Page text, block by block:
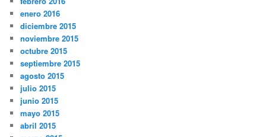
enero 2016
diciembre 2015
noviembre 2015
octubre 2015
septiembre 2015
agosto 2015
julio 2015
junio 2015
mayo 2015
abril 2015